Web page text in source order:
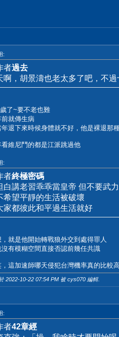
:
者過去
啊，胡景濤也老太多了吧，不
了~要不老也難
就傳生病
年退下來時候身體就不好，他是裸退那
看維尼鬥的都是江派跳過他
:
者終極密碼
白講老習乖乖當皇帝 但不要武
希望平靜的生活被破壞
家都彼此和平過生活就好
就是他開始轉戰狼外交到處得罪人
沒有模糊空間直接否認前幾任共識
，這加速師哪天侵犯台灣機率真的比較
2022-10-22 07:54 PM 被 cys070 編輯.
:
者42章經